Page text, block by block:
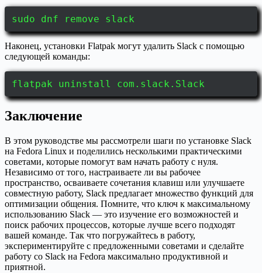
sudo dnf remove slack
Наконец, установки Flatpak могут удалить Slack с помощью
следующей команды:
flatpak uninstall com.slack.Slack
Заключение
В этом руководстве мы рассмотрели шаги по установке Slack
на Fedora Linux и поделились несколькими практическими
советами, которые помогут вам начать работу с нуля.
Независимо от того, настраиваете ли вы рабочее
пространство, осваиваете сочетания клавиш или улучшаете
совместную работу, Slack предлагает множество функций для
оптимизации общения. Помните, что ключ к максимальному
использованию Slack — это изучение его возможностей и
поиск рабочих процессов, которые лучше всего подходят
вашей команде. Так что погружайтесь в работу,
экспериментируйте с предложенными советами и сделайте
работу со Slack на Fedora максимально продуктивной и
приятной.